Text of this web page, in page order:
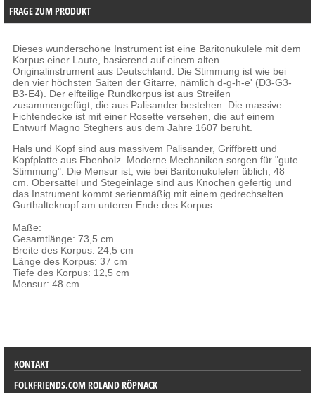
FRAGE ZUM PRODUKT
Dieses wunderschöne Instrument ist eine Baritonukulele mit dem
Korpus einer Laute, basierend auf einem alten
Originalinstrument aus Deutschland. Die Stimmung ist wie bei
den vier höchsten Saiten der Gitarre, nämlich d-g-h-e' (D3-G3-
B3-E4). Der elfteilige Rundkorpus ist aus Streifen
zusammengefügt, die aus Palisander bestehen. Die massive
Fichtendecke ist mit einer Rosette versehen, die auf einem
Entwurf Magno Steghers aus dem Jahre 1607 beruht.
Hals und Kopf sind aus massivem Palisander, Griffbrett und
Kopfplatte aus Ebenholz. Moderne Mechaniken sorgen für "gute
Stimmung". Die Mensur ist, wie bei Baritonukulelen üblich, 48
cm. Obersattel und Stegeinlage sind aus Knochen gefertig und
das Instrument kommt serienmäßig mit einem gedrechselten
Gurthalteknopf am unteren Ende des Korpus.
Maße:
Gesamtlänge: 73,5 cm
Breite des Korpus: 24,5 cm
Länge des Korpus: 37 cm
Tiefe des Korpus: 12,5 cm
Mensur: 48 cm
KONTAKT
FOLKFRIENDS.COM ROLAND RÖPNACK